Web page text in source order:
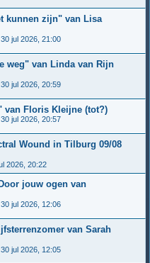
kunnen zijn" van Lisa
jul 2026, 21:00
weg" van Linda van Rijn
jul 2026, 20:59
van Floris Kleijne (tot?)
jul 2026, 20:57
Wound in Tilburg 09/08
2026, 20:22
jouw ogen van
jul 2026, 12:06
van Sarah
jul 2026, 12:05